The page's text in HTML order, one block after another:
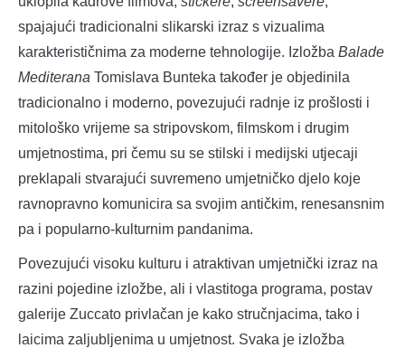
spajajući tradicionalni slikarski izraz s vizualima
karakterističnima za moderne tehnologije. Izložba Balade
Mediterana Tomislava Bunteka također je objedinila
tradicionalno i moderno, povezujući radnje iz prošlosti i
mitološko vrijeme sa stripovskom, filmskom i drugim
umjetnostima, pri čemu su se stilski i medijski utjecaji
preklapali stvarajući suvremeno umjetničko djelo koje
ravnopravno komunicira sa svojim antičkim, renesansnim
pa i popularno-kulturnim pandanima.
Povezujući visoku kulturu i atraktivan umjetnički izraz na
razini pojedine izložbe, ali i vlastitoga programa, postav
galerije Zuccato privlačan je kako stručnjacima, tako i
laicima zaljubljenima u umjetnost. Svaka je izložba